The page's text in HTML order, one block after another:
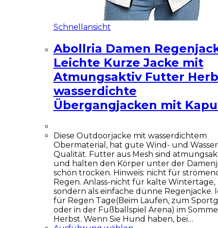
Schnellansicht
Abollria Damen
Leichte Kurze Jacke mit
Atmungsaktiv Futter
wasserdichte
Übergangjacken mit
Diese Outdoorjacke mit wasserdichtem
Obermaterial, hat gute Wind- und
Qualität. Futter aus Mesh sind
und halten den Körper unter der
schön trocken. Hinweis: nicht für
Regen. Anlass-nicht für kalte Wintertage,
sondern als einfache dünne Regenjacke.
für Regen Tage(Beim Laufen, zum
oder in der Fußballspiel Arena) im
Herbst. Wenn Sie Hund haben, bei…